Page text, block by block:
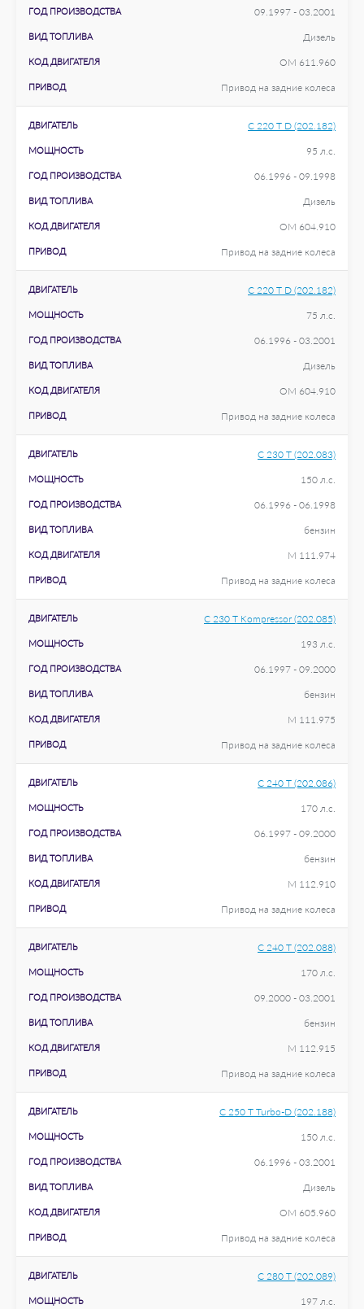
ГОД ПРОИЗВОДСТВА 09.1997 - 03.2001
ВИД ТОПЛИВА Дизель
КОД ДВИГАТЕЛЯ OM 611.960
ПРИВОД Привод на задние колеса
ДВИГАТЕЛЬ C 220 T D (202.182)
МОЩНОСТЬ 95 л.с.
ГОД ПРОИЗВОДСТВА 06.1996 - 09.1998
ВИД ТОПЛИВА Дизель
КОД ДВИГАТЕЛЯ OM 604.910
ПРИВОД Привод на задние колеса
ДВИГАТЕЛЬ C 220 T D (202.182)
МОЩНОСТЬ 75 л.с.
ГОД ПРОИЗВОДСТВА 06.1996 - 03.2001
ВИД ТОПЛИВА Дизель
КОД ДВИГАТЕЛЯ OM 604.910
ПРИВОД Привод на задние колеса
ДВИГАТЕЛЬ C 230 T (202.083)
МОЩНОСТЬ 150 л.с.
ГОД ПРОИЗВОДСТВА 06.1996 - 06.1998
ВИД ТОПЛИВА бензин
КОД ДВИГАТЕЛЯ M 111.974
ПРИВОД Привод на задние колеса
ДВИГАТЕЛЬ C 230 T Kompressor (202.085)
МОЩНОСТЬ 193 л.с.
ГОД ПРОИЗВОДСТВА 06.1997 - 09.2000
ВИД ТОПЛИВА бензин
КОД ДВИГАТЕЛЯ M 111.975
ПРИВОД Привод на задние колеса
ДВИГАТЕЛЬ C 240 T (202.086)
МОЩНОСТЬ 170 л.с.
ГОД ПРОИЗВОДСТВА 06.1997 - 09.2000
ВИД ТОПЛИВА бензин
КОД ДВИГАТЕЛЯ M 112.910
ПРИВОД Привод на задние колеса
ДВИГАТЕЛЬ C 240 T (202.088)
МОЩНОСТЬ 170 л.с.
ГОД ПРОИЗВОДСТВА 09.2000 - 03.2001
ВИД ТОПЛИВА бензин
КОД ДВИГАТЕЛЯ M 112.915
ПРИВОД Привод на задние колеса
ДВИГАТЕЛЬ C 250 T Turbo-D (202.188)
МОЩНОСТЬ 150 л.с.
ГОД ПРОИЗВОДСТВА 06.1996 - 03.2001
ВИД ТОПЛИВА Дизель
КОД ДВИГАТЕЛЯ OM 605.960
ПРИВОД Привод на задние колеса
ДВИГАТЕЛЬ C 280 T (202.089)
МОЩНОСТЬ 197 л.с.